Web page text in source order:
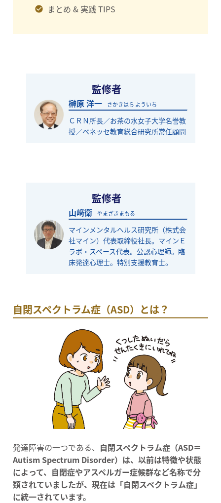
まとめ & 実践 TIPS
監修者
榊原 洋一 さかきはら よういち
ＣＲＮ所長／お茶の水女子大学名誉教
授／ベネッセ教育総合研究所常任顧問
監修者
山﨑衛 やまざきまもる
マインメンタルヘルス研究所（株式会
社マイン）代表取締役社長。マインＥ
ラボ・スペース代表。公認心理師。臨
床発達心理士。特別支援教育士。
自閉スペクトラム症（ASD）とは？
発達障害の一つである、 自閉スペクトラム症（ASD＝
Autism Spectrum Disorder）は、以前は特徴や状態
によって、自閉症やアスペルガー症候群など名称で分
類されていましたが、現在は「自閉スペクトラム症」
に統一されています。